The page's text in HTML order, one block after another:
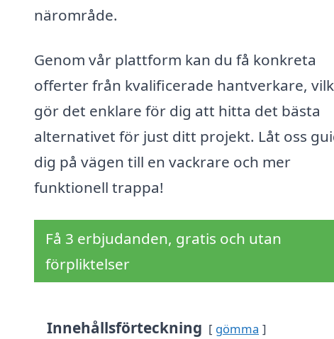
närområde.
Genom vår plattform kan du få konkreta
offerter från kvalificerade hantverkare,
gör det enklare för dig att hitta det bästa
alternativet för just ditt projekt. Låt oss
dig på vägen till en vackrare och mer
funktionell trappa!
Få 3 erbjudanden, gratis och utan
förpliktelser
Innehållsförteckning gömma